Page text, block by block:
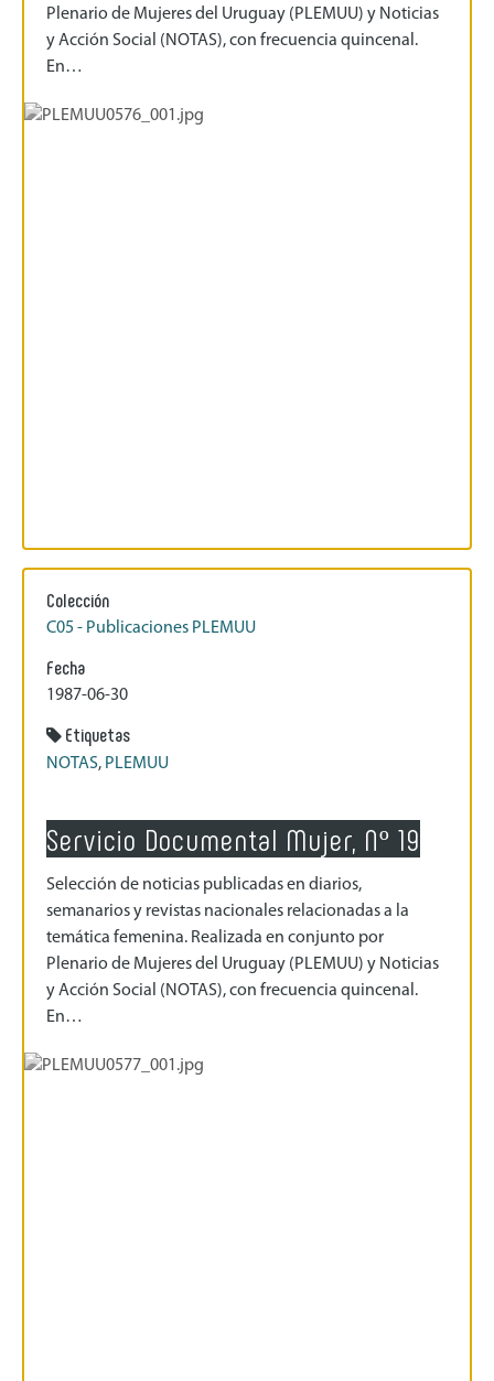
Plenario de Mujeres del Uruguay (PLEMUU) y Noticias
y Acción Social (NOTAS), con frecuencia quincenal.
En…
Colección
C05 - Publicaciones PLEMUU
Fecha
1987-06-30
Etiquetas
NOTAS, PLEMUU
Servicio Documental Mujer, Nº 19
Selección de noticias publicadas en diarios,
semanarios y revistas nacionales relacionadas a la
temática femenina. Realizada en conjunto por
Plenario de Mujeres del Uruguay (PLEMUU) y Noticias
y Acción Social (NOTAS), con frecuencia quincenal.
En…